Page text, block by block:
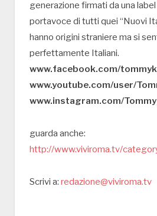
generazione firmati da una
portavoce di tutti quei “Nuovi
hanno origini straniere ma si
perfettamente Italiani.
www.facebook.com/
www.youtube.com/user/
www.instagram.com/
guarda anche:
http://www.viviroma.tv/
Scrivi a: redazione@viviroma.tv